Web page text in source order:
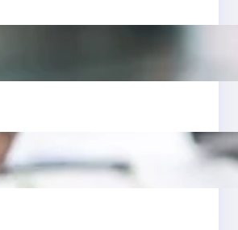
photographe grâce à
Site vitrine expert-
comptable : levier de
croissance